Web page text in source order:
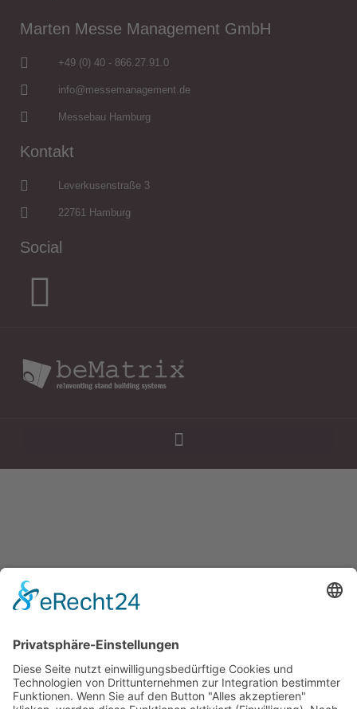
Marten Messe Management GmbH
+49 (0) 40 - 866.27.91.0
info@messemanagement.de
Messebau Hamburg
Kontakt
Leverkusenstraße 3
22761 Hamburg
Social
Leistungen
Projekte